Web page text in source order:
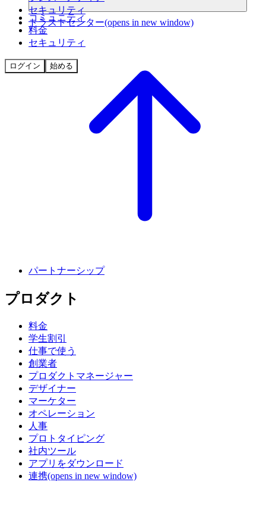
コミュニティ
料金
セキュリティ
ログイン 始める
セキュリティ
トラストセンター(opens in new window)
パートナーシップ
プロダクト
料金
学生割引
仕事で使う
創業者
プロダクトマネージャー
デザイナー
マーケター
オペレーション
人事
プロトタイピング
社内ツール
アプリをダウンロード
連携(opens in new window)